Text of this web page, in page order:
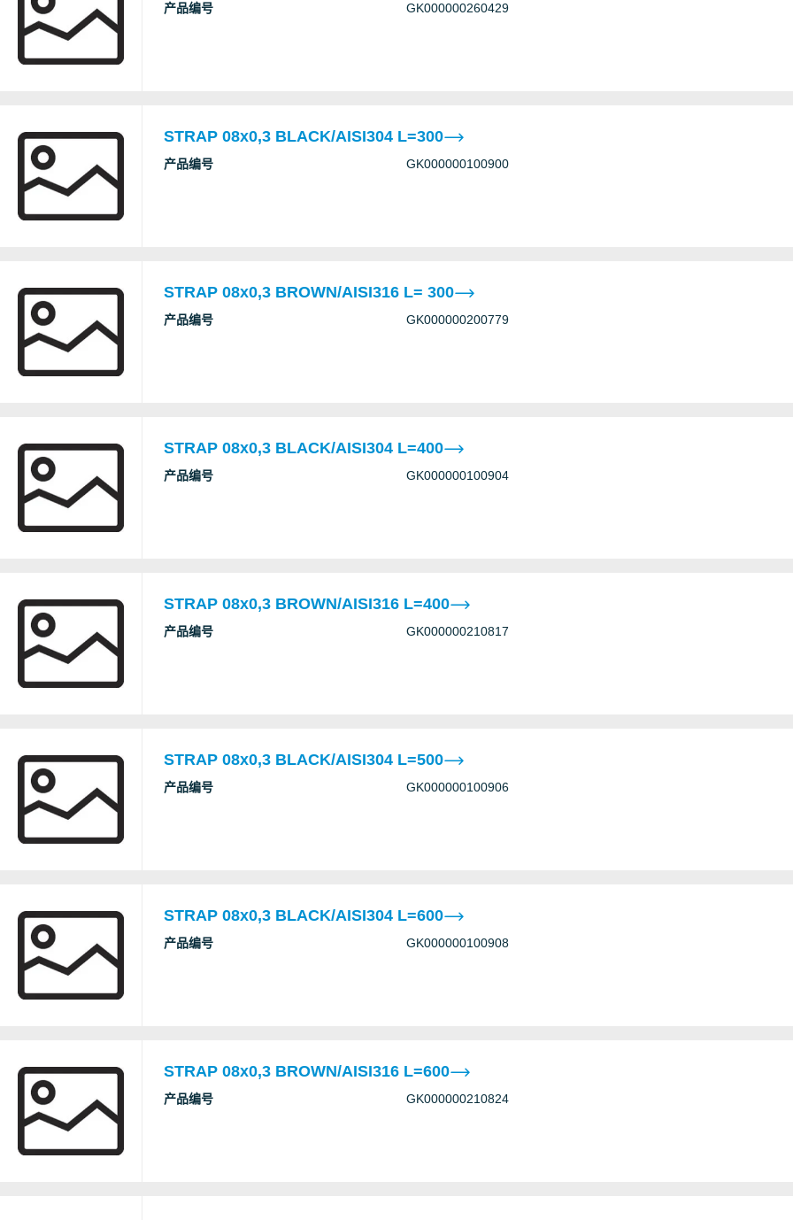
产品编号 GK000000260429
STRAP 08x0,3 BLACK/AISI304 L=300
产品编号 GK000000100900
STRAP 08x0,3 BROWN/AISI316 L= 300
产品编号 GK000000200779
STRAP 08x0,3 BLACK/AISI304 L=400
产品编号 GK000000100904
STRAP 08x0,3 BROWN/AISI316 L=400
产品编号 GK000000210817
STRAP 08x0,3 BLACK/AISI304 L=500
产品编号 GK000000100906
STRAP 08x0,3 BLACK/AISI304 L=600
产品编号 GK000000100908
STRAP 08x0,3 BROWN/AISI316 L=600
产品编号 GK000000210824